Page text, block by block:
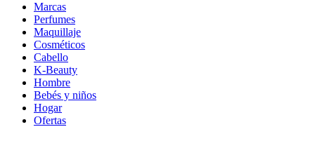
Marcas
Perfumes
Maquillaje
Cosméticos
Cabello
K-Beauty
Hombre
Bebés y niños
Hogar
Ofertas